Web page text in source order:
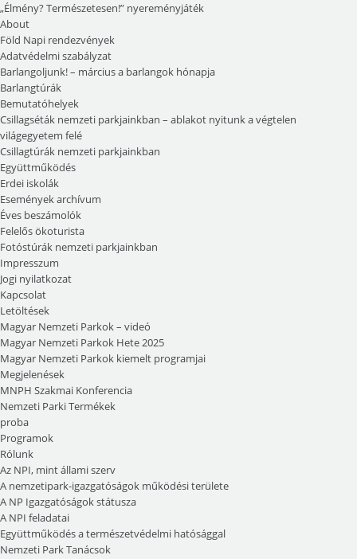
„Élmény? Természetesen!” nyereményjáték
About
Föld Napi rendezvények
Adatvédelmi szabályzat
Barlangoljunk! – március a barlangok hónapja
Barlangtúrák
Bemutatóhelyek
Csillagséták nemzeti parkjainkban – ablakot nyitunk a végtelen
világegyetem felé
Csillagtúrák nemzeti parkjainkban
Együttműködés
Erdei iskolák
Események archívum
Éves beszámolók
Felelős ökoturista
Fotóstúrák nemzeti parkjainkban
Impresszum
Jogi nyilatkozat
Kapcsolat
Letöltések
Magyar Nemzeti Parkok – videó
Magyar Nemzeti Parkok Hete 2025
Magyar Nemzeti Parkok kiemelt programjai
Megjelenések
MNPH Szakmai Konferencia
Nemzeti Parki Termékek
proba
Programok
Rólunk
Az NPI, mint állami szerv
A nemzetipark-igazgatóságok működési területe
A NP Igazgatóságok státusza
A NPI feladatai
Együttműködés a természetvédelmi hatósággal
Nemzeti Park Tanácsok